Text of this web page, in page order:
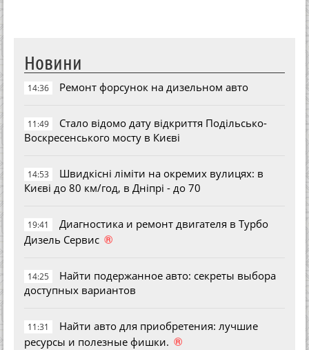
Новини
14:36 Ремонт форсунок на дизельном авто
11:49
Стало відомо дату відкриття Подільсько-
Воскресенського мосту в Києві
14:53
Швидкісні ліміти на окремих вулицях: в
Києві до 80 км/год, в Дніпрі - до 70
19:41
Диагностика и ремонт двигателя в Турбо
Дизель Сервис ®
14:25
Найти подержанное авто: секреты выбора
доступных вариантов
11:31
Найти авто для приобретения: лучшие
ресурсы и полезные фишки. ®